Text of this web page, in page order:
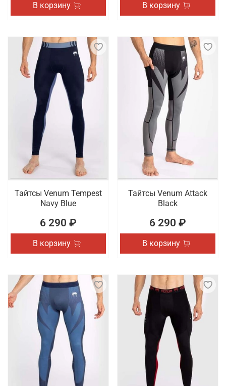
В корзину В корзину
Тайтсы Venum Tempest
Navy Blue
6 290 ₽
В корзину
Тайтсы Venum Attack
Black
6 290 ₽
В корзину